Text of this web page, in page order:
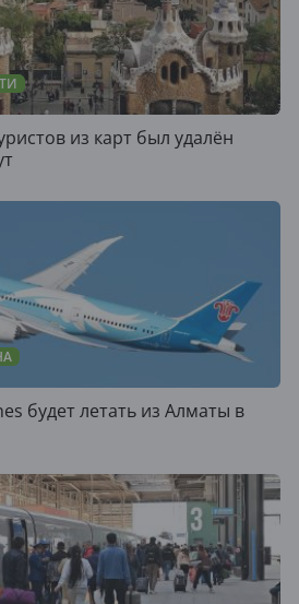
из карт был удалён
будет летать из Алматы в